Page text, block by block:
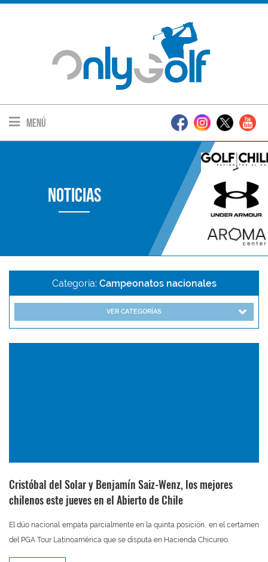
Menú
Noticias
Categoría: Campeonatos nacionales
VER CATEGORÍAS
Cristóbal del Solar y Benjamín Saiz-Wenz, los mejores
chilenos este jueves en el Abierto de Chile
El dúo nacional empata parcialmente en la quinta posición, en el certamen
del PGA Tour Latinoamérica que se disputa en Hacienda Chicureo.